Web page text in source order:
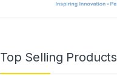
Top Selling Products